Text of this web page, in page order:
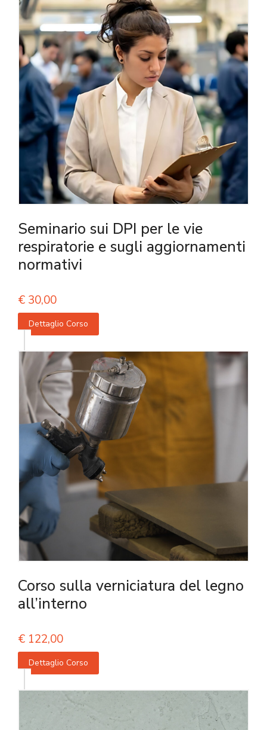
Seminario sui DPI per le vie
respiratorie e sugli aggiornamenti
normativi
€ 30,00
Dettaglio Corso
Corso sulla verniciatura del legno
all’interno
€ 122,00
Dettaglio Corso